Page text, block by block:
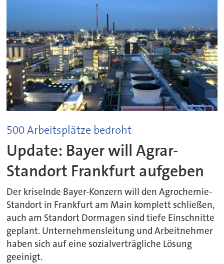
500 Arbeitsplätze bedroht
Update: Bayer will Agrar-
Standort Frankfurt aufgeben
Der kriselnde Bayer-Konzern will den Agrochemie-
Standort in Frankfurt am Main komplett schließen,
auch am Standort Dormagen sind tiefe Einschnitte
geplant. Unternehmensleitung und Arbeitnehmer
haben sich auf eine sozialverträgliche Lösung
geeinigt.